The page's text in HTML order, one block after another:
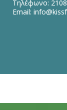
Τηλέφωνο:
Email: